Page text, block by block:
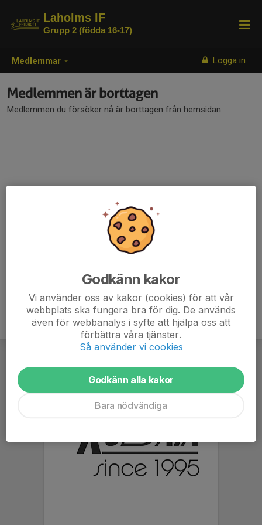
Medlemmar Logga in
Laholms IF
Grupp 2 (födda 16-17)
Medlemmen är borttagen
Medlemmen du försöker nå är borttagen från hemsidan.
Godkänn kakor
Vi använder oss av kakor (cookies) för att vår
webbplats ska fungera bra för dig. De används
även för webbanalys i syfte att hjälpa oss att
förbättra våra tjänster.
Så använder vi cookies
Godkänn alla kakor
Bara nödvändiga